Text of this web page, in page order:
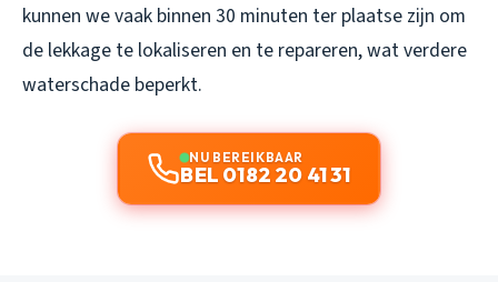
kunnen we vaak binnen 30 minuten ter plaatse zijn om
de lekkage te lokaliseren en te repareren, wat verdere
waterschade beperkt.
NU BEREIKBAAR
BEL 0182 20 41 31